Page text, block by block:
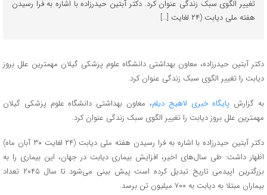
تغییر الگوی سبک زندگی عنوان کرد. دکتر آبتین حیدرزاده با اشاره به فرا رسیدن
هفته ملی دیابت (۲۴ لغایت […]
دکتر آبتین حیدرزاده، معاون بهداشتی دانشگاه علوم پزشکی گیلان مهمترین علل بروز
دیابت را تغییر الگوی سبک زندگی عنوان کرد.
به گزارش پایگاه خبری لاهیج دیلم، معاون بهداشتی دانشگاه علوم پزشکی گیلان
مهمترین علل بروز دیابت را تغییر الگوی سبک زندگی عنوان کرد.
دکتر آبتین حیدرزاده با اشاره به فرا رسیدن هفته ملی دیابت (۲۴ لغایت ۳۰ آبان ماه)
اظهار داشت: طی سال‌های اخیر، افزایش بیماری دیابت در جهان، این بیماری را به
بزرگترین اپیدمی تاریخ تبدیل کرده است پیش بینی می‌شود تا سال ۲۰۴۵ تعداد
بیماران مبتلا به دیابت به ۷۰۰ میلیون تن برسد.